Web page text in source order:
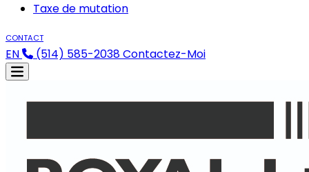
Taxe de mutation
CONTACT
EN (514) 585-2038Contactez-Moi